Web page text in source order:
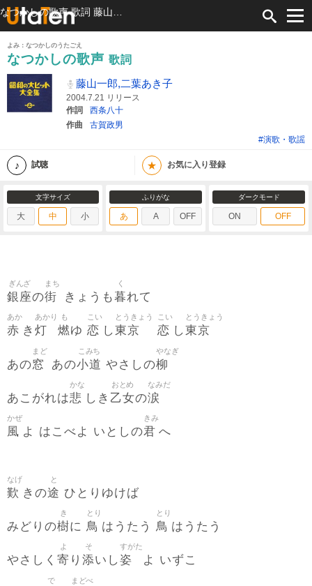
よみ：なつかしのうたごえ
なつかしの歌声 歌詞
藤山一郎,二葉あき子
2004.7.21 リリース
作詞
西条八十
作曲
古賀政男
#演歌・歌謡
試聴 ★ お気に入り登録
文字サイズ
大 中 小
ふりがな
あ A OFF
ダークモード
ON OFF
銀座
ぎんざ
の街
まち
きょうも暮
く
れて
赤
あか
き 灯
あかり
燃
も
ゆ 恋
こい
し東京
とうきょう
恋
こい
し東京
とうきょう
あの窓
まど
あの小道
こみち
やさしの柳
やなぎ
あこがれは悲
かな
しき 乙女
おとめ
の涙
なみだ
風
かぜ
よ はこべよ いとしの君
きみ
へ
歎
なげ
きの途
と
ひとりゆけば
みどりの樹
き
に 鳥
とり
はうたう 鳥
とり
はうたう
やさしく 寄
よ
り 添
そ
いし姿
すがた
よ いずこ
で まどべ